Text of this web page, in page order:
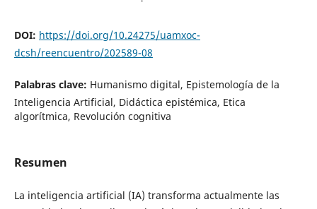
DOI: https://doi.org/10.24275/uamxoc-
dcsh/reencuentro/202589-08
Palabras clave: Humanismo digital, Epistemología de la
Inteligencia Artificial, Didáctica epistémica, Etica
algorítmica, Revolución cognitiva
Resumen
La inteligencia artificial (IA) transforma actualmente las